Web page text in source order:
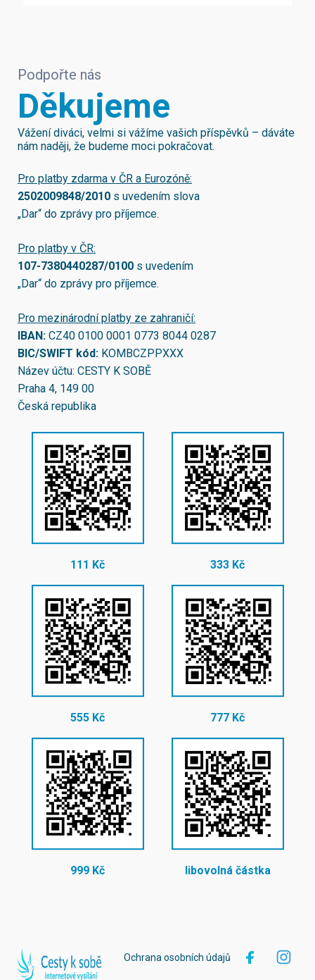
Podpořte nás
Děkujeme
Vážení diváci, velmi si vážíme vašich příspěvků – dáváte
nám naději, že budeme moci pokračovat.
Pro platby zdarma v ČR a Eurozóně:
2502009848/2010 s uvedením slova
„Dar“ do zprávy pro příjemce.
Pro platby v ČR:
107-7380440287/0100 s uvedením
„Dar“ do zprávy pro příjemce.
Pro mezinárodní platby ze zahraničí:
IBAN: CZ40 0100 0001 0773 8044 0287
BIC/SWIFT kód: KOMBCZPPXXX
Název účtu: CESTY K SOBĚ
Praha 4, 149 00
Česká republika
111 Kč 333 Kč
555 Kč 777 Kč
999 Kč libovolná částka
Ochrana osobních údajů